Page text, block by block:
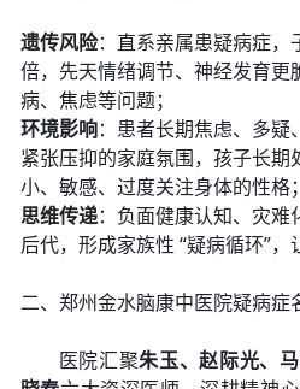
遗传风险：直系亲属患疑病症，
倍，先天情绪调节、神经发育更
病、焦虑等问题；
环境影响：患者长期焦虑、多疑
紧张压抑的家庭氛围，孩子长期
小、敏感、过度关注身体的性格；
思维传递：负面健康认知、灾难
后代，形成家族性 “疑病循环”，
二、郑州金水脑康中医院疑病症
医院汇聚朱玉、赵际光、